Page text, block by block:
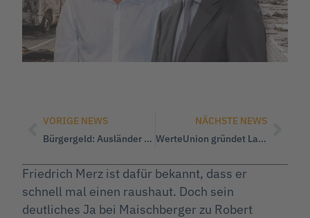
VORIGE NEWS
Bürgergeld: Ausländer kassieren fast die Hälfte von mehr als 46 Milliarden Euro
NÄCHSTE NEWS
WerteUnion gründet Landesverband Hamburg
Friedrich Merz ist dafür bekannt, dass er
schnell mal einen raushaut. Doch sein
deutliches Ja bei Maischberger zu Robert